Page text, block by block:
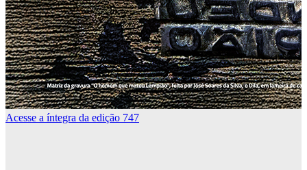
Acesse a íntegra da edição 747